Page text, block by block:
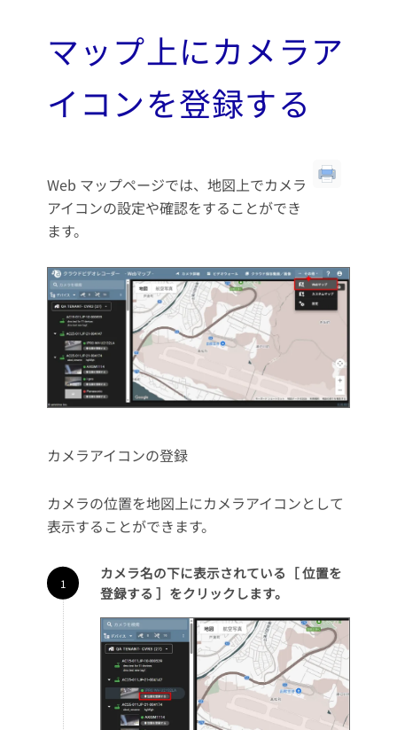
マップ上にカメラア
イコンを登録する
Web マップページでは、地図上でカメラ
アイコンの設定や確認をすることができ
ます。
カメラアイコンの登録
カメラの位置を地図上にカメラアイコンとして
表示することができます。
カメラ名の下に表示されている［ 位置を
登録する ］をクリックします。